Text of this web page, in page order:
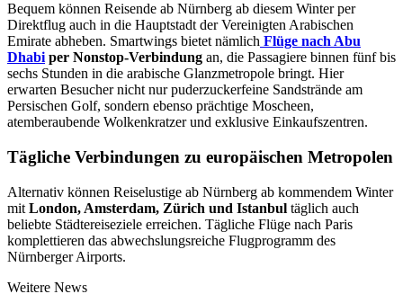
Bequem können Reisende ab Nürnberg ab diesem Winter per
Direktflug auch in die Hauptstadt der Vereinigten Arabischen
Emirate abheben. Smartwings bietet nämlich Flüge nach Abu
Dhabi per Nonstop-Verbindung an, die Passagiere binnen fünf bis
sechs Stunden in die arabische Glanzmetropole bringt. Hier
erwarten Besucher nicht nur puderzuckerfeine Sandstrände am
Persischen Golf, sondern ebenso prächtige Moscheen,
atemberaubende Wolkenkratzer und exklusive Einkaufszentren.
Tägliche Verbindungen zu europäischen Metropolen
Alternativ können Reiselustige ab Nürnberg ab kommendem Winter
mit London, Amsterdam, Zürich und Istanbul täglich auch
beliebte Städtereiseziele erreichen. Tägliche Flüge nach Paris
komplettieren das abwechslungsreiche Flugprogramm des
Nürnberger Airports.
Weitere News